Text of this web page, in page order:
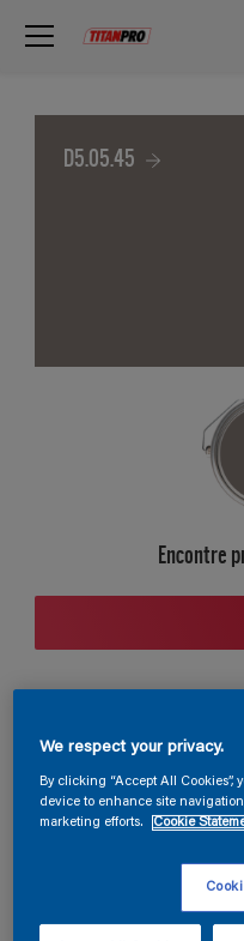
D5.05.45
Encontre
We respect your privacy.
By clicking “Accept All Cookies”,
device to enhance site
marketing efforts.
Cookie